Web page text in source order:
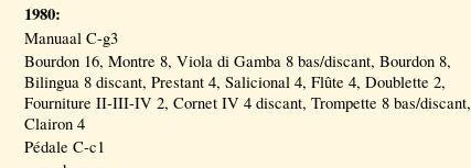
1980:
Manuaal C-g3
Bourdon 16, Montre 8, Viola di Gamba 8 bas/discant, Bourdon 8,
Bilingua 8 discant, Prestant 4, Salicional 4, Flûte 4, Doublette 2,
Fourniture II-III-IV 2, Cornet IV 4 discant, Trompette 8 bas/discant,
Clairon 4
Pédale C-c1